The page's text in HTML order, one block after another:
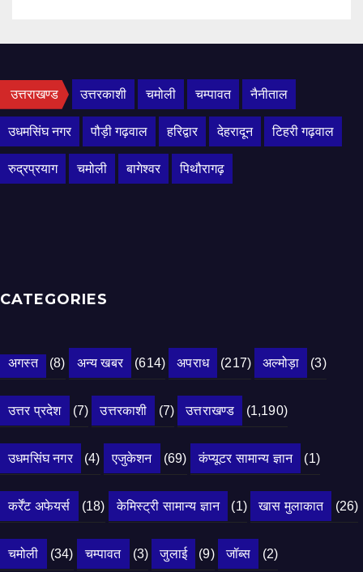
उत्तराखण्ड उत्तरकाशी चमोली चम्पावत नैनीताल
उधमसिंघ नगर पौड़ी गढ़वाल हरिद्वार देहरादून टिहरी गढ़वाल
रुद्रप्रयाग चमोली बागेश्वर पिथौरागढ़
CATEGORIES
अगस्त (8) अन्य खबर (614) अपराध (217) अल्मोड़ा (3)
उत्तर प्रदेश (7) उत्तरकाशी (7) उत्तराखण्ड (1,190)
उधमसिंघ नगर (4) एजुकेशन (69) कंप्यूटर सामान्य ज्ञान (1)
कर्रेंट अफेयर्स (18) केमिस्ट्री सामान्य ज्ञान (1) खास मुलाकात (26)
चमोली (34) चम्पावत (3) जुलाई (9) जॉब्स (2)